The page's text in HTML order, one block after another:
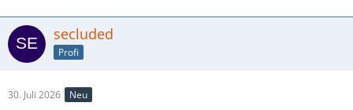
secluded
Profi
30. Juli 2026 Neu